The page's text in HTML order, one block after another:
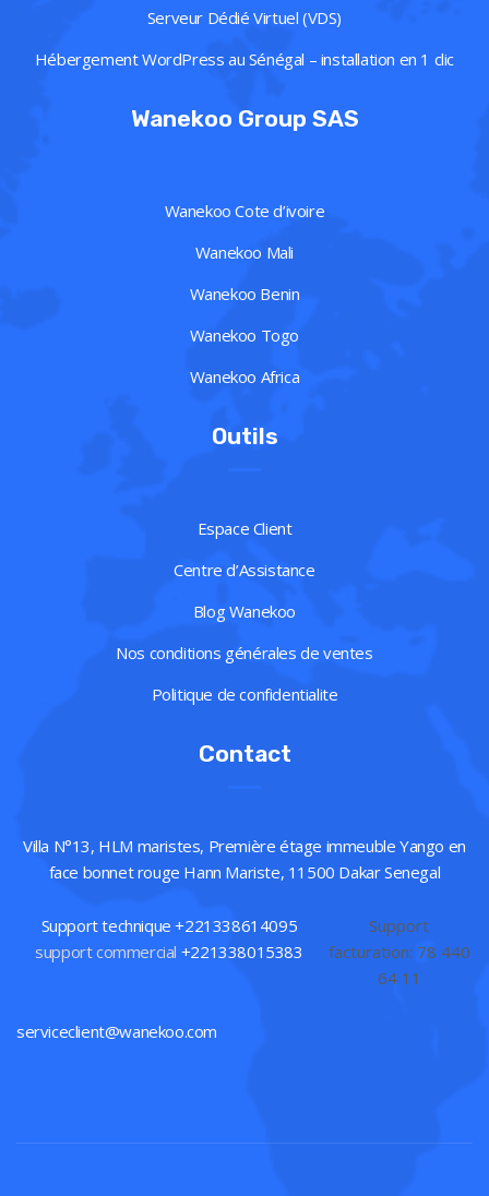
Serveur Dédié Virtuel (VDS)
Hébergement WordPress au Sénégal – installation en 1 clic
Wanekoo Group SAS
Wanekoo Cote d’ivoire
Wanekoo Mali
Wanekoo Benin
Wanekoo Togo
Wanekoo Africa
Outils
Espace Client
Centre d’Assistance
Blog Wanekoo
Nos conditions générales de ventes
Politique de confidentialite
Contact
Villa N°13, HLM maristes, Première étage immeuble Yango en
face bonnet rouge Hann Mariste, 11500 Dakar Senegal
Support technique +221338614095
support commercial +221338015383
Support
facturation: 78 440
64 11
serviceclient@wanekoo.com